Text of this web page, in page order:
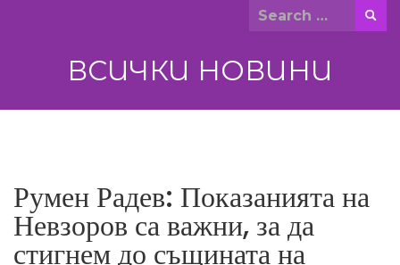
Search
ВСИЧКИ НОВИНИ
Румен Радев: Показанията на
Невзоров са важни, за да
стигнем до същината на